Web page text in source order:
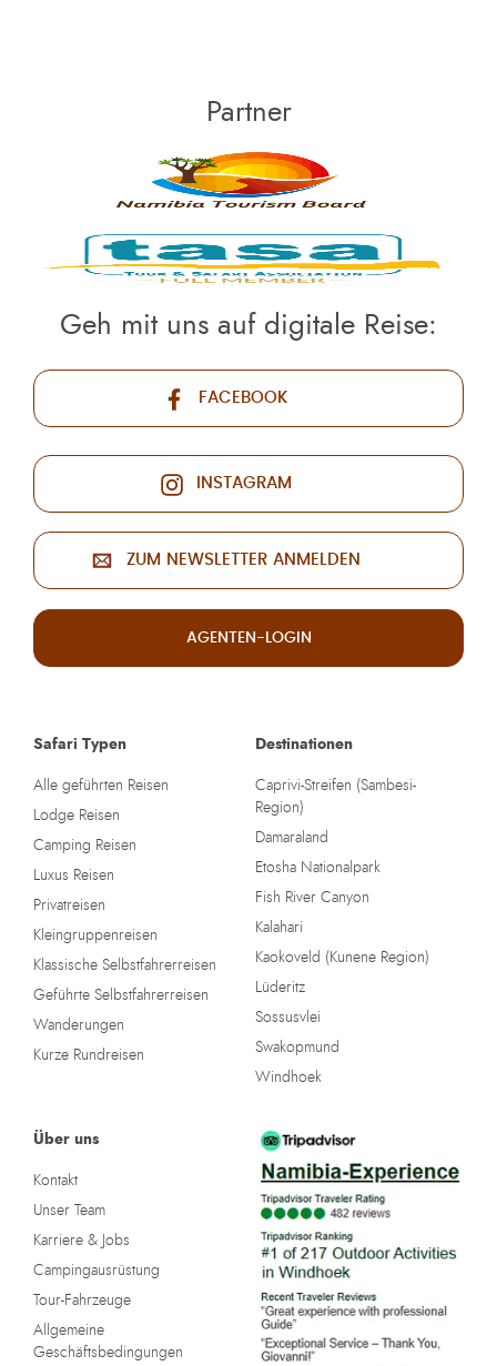
Safari Typen
Alle geführten Reisen
Lodge Reisen
Camping Reisen
Luxus Reisen
Privatreisen
Kleingruppenreisen
Klassische Selbstfahrerreisen
Geführte Selbstfahrerreisen
Wanderungen
Kurze Rundreisen
Destinationen
Caprivi-Streifen (Sambesi-
Region)
Damaraland
Etosha Nationalpark
Fish River Canyon
Kalahari
Kaokoveld (Kunene Region)
Lüderitz
Sossusvlei
Swakopmund
Windhoek
Über uns
Kontakt
Unser Team
Karriere & Jobs
Campingausrüstung
Tour-Fahrzeuge
Allgemeine
Geschäftsbedingungen
Partner
Geh mit uns auf digitale Reise:
FACEBOOK
INSTAGRAM
ZUM NEWSLETTER ANMELDEN
AGENTEN-LOGIN